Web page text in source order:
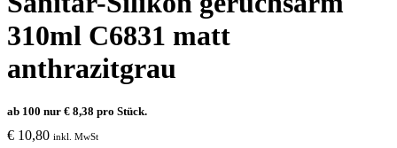
310ml C6831 matt
anthrazitgrau
ab 100 nur € 8,38 pro Stück.
€ 10,80 inkl. MwSt